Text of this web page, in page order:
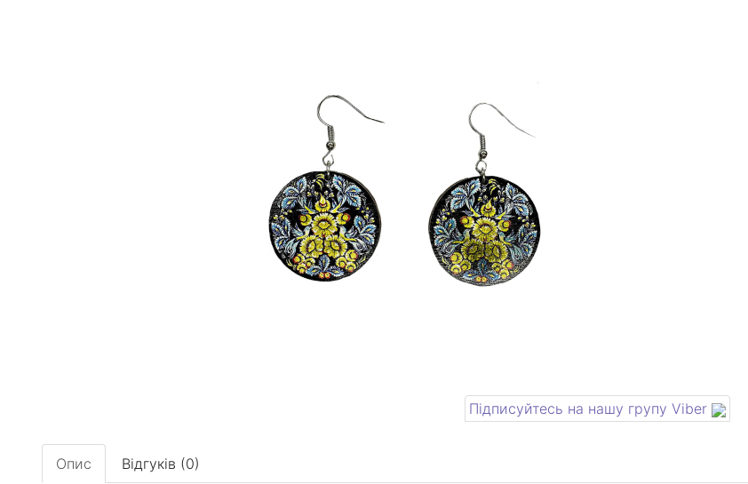
Підписуйтесь на нашу групу Viber
Опис Відгуків (0)